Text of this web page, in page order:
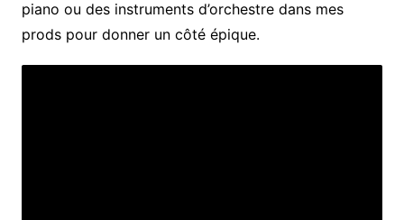
piano ou des instruments d’orchestre dans mes
prods pour donner un côté épique.